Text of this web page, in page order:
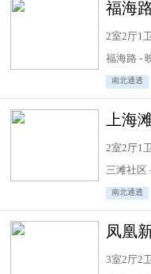
2室2厅1
福海路 -
南北通透
2室2厅1
三滩社区
南北通透
3室2厅2